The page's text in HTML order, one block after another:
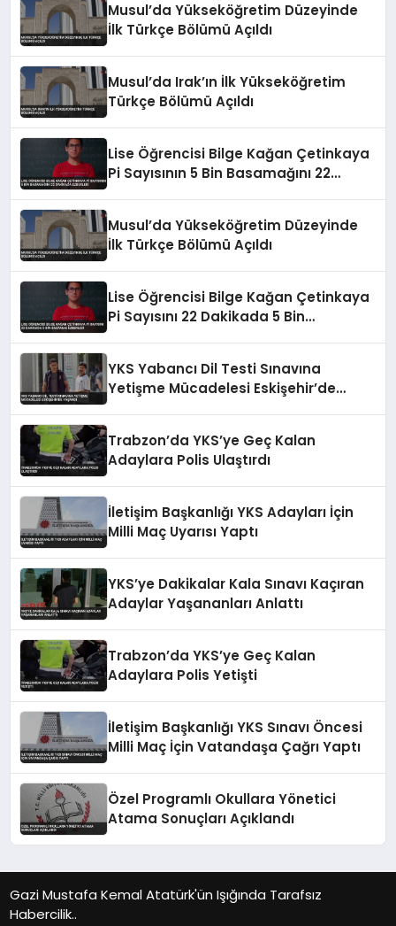
Musul’da Yükseköğretim Düzeyinde
İlk Türkçe Bölümü Açıldı
Musul’da Irak’ın İlk Yükseköğretim
Türkçe Bölümü Açıldı
Lise Öğrencisi Bilge Kağan Çetinkaya
Pi Sayısının 5 Bin Basamağını 22
Musul’da Yükseköğretim Düzeyinde
İlk Türkçe Bölümü Açıldı
Lise Öğrencisi Bilge Kağan Çetinkaya
Pi Sayısını 22 Dakikada 5 Bin
YKS Yabancı Dil Testi Sınavına
Yetişme Mücadelesi Eskişehir’de
Trabzon’da YKS’ye Geç Kalan
Adaylara Polis Ulaştırdı
İletişim Başkanlığı YKS Adayları İçin
Milli Maç Uyarısı Yaptı
YKS’ye Dakikalar Kala Sınavı Kaçıran
Adaylar Yaşananları Anlattı
Trabzon’da YKS’ye Geç Kalan
Adaylara Polis Yetişti
İletişim Başkanlığı YKS Sınavı Öncesi
Milli Maç İçin Vatandaşa Çağrı Yaptı
Özel Programlı Okullara Yönetici
Atama Sonuçları Açıklandı
Gazi Mustafa Kemal Atatürk'ün Işığında Tarafsız
Habercilik..